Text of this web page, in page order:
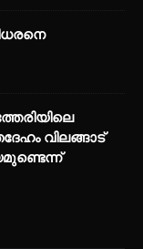
വിലങ്ങാട്